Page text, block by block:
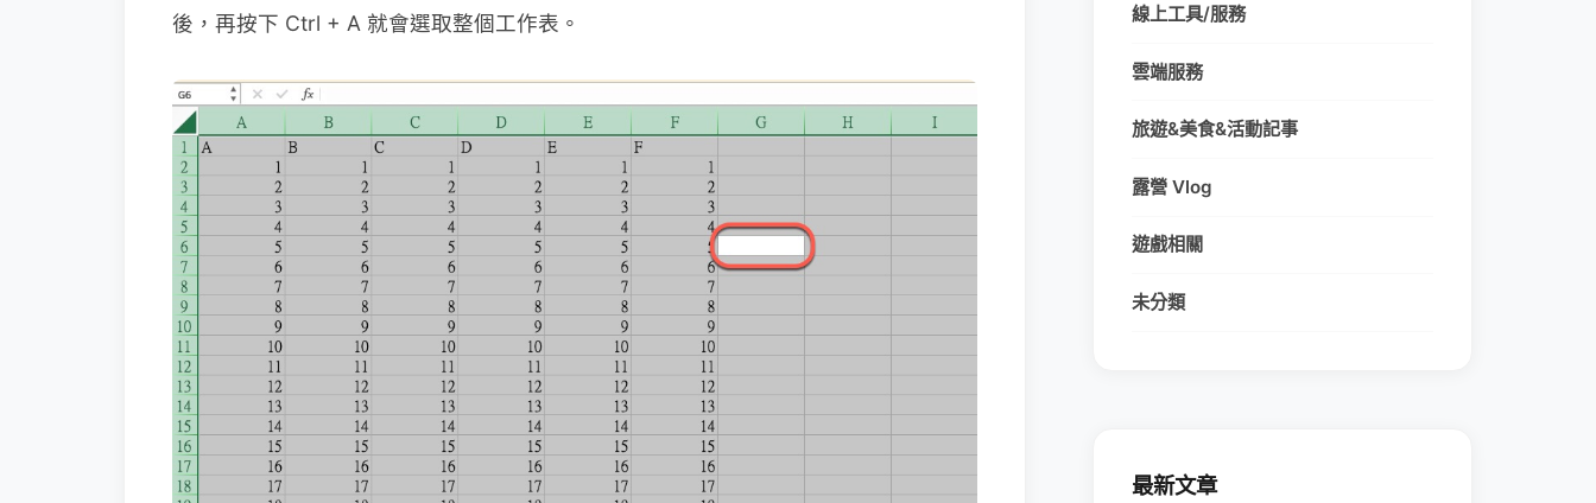
後，再按下 Ctrl + A 就會選取整個工作表。
線上工具/服務
雲端服務
旅遊&美食&活動記事
露營 Vlog
遊戲相關
未分類
最新文章